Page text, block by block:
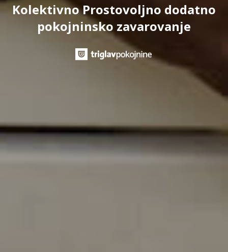
Kolektivno Prostovoljno dodatno
pokojninsko zavarovanje